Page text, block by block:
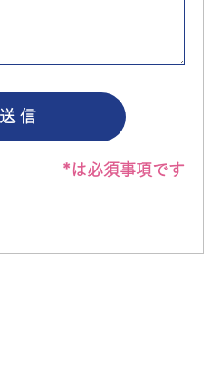
*は必須事項です